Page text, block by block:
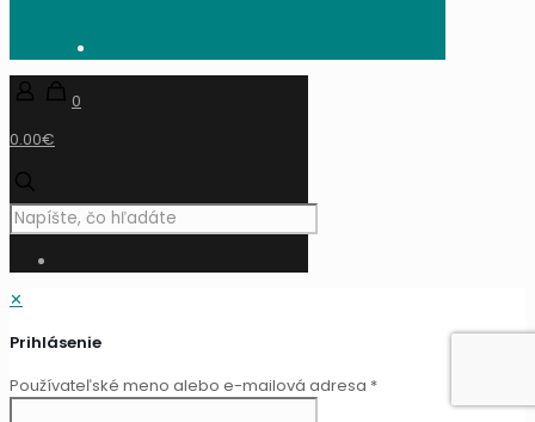
0
0.00€
✕
Prihlásenie
Používateľské meno alebo e-mailová adresa *